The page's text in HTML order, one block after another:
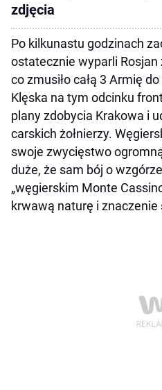
zdjęcia
Po kilkunastu godzinach
ostatecznie wyparli Rosjan
co zmusiło całą 3 Armię
Klęska na tym odcinku
plany zdobycia Krakowa i
carskich żołnierzy.
swoje zwycięstwo
duże, że sam bój o
„węgierskim Monte
krwawą naturę i